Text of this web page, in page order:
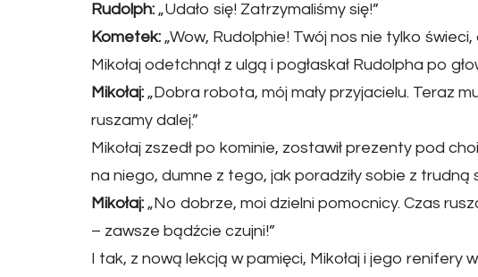
Rudolph: „Udało się! Zatrzymaliśmy się!”
Kometek: „Wow, Rudolphie! Twój nos nie tylko
Mikołaj odetchnął z ulgą i pogłaskał Rudolpha po
Mikołaj: „Dobra robota, mój mały przyjacielu. Teraz
ruszamy dalej.”
Mikołaj zszedł po kominie, zostawił prezenty pod
na niego, dumne z tego, jak poradziły sobie z trudną
Mikołaj: „No dobrze, moi dzielni pomocnicy. Czas
– zawsze bądźcie czujni!”
I tak, z nową lekcją w pamięci, Mikołaj i jego renifery